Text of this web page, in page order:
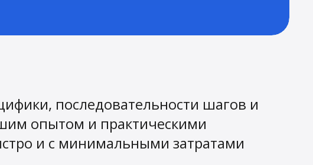
последовательности шагов и
опытом и практическими
и с минимальными затратами